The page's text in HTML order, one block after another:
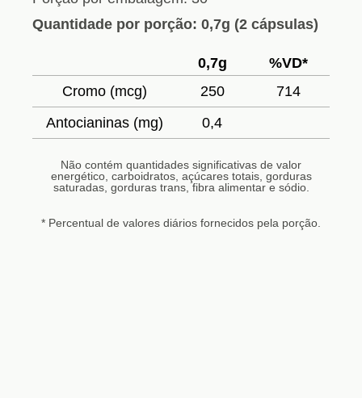
Quantidade por porção: 0,7g (2 cápsulas)
0,7g
%VD*
Cromo (mcg)
250
714
Antocianinas (mg)
0,4
Não contém quantidades significativas de valor
energético, carboidratos, açúcares totais, gorduras
saturadas, gorduras trans, fibra alimentar e sódio.
* Percentual de valores diários fornecidos pela porção.